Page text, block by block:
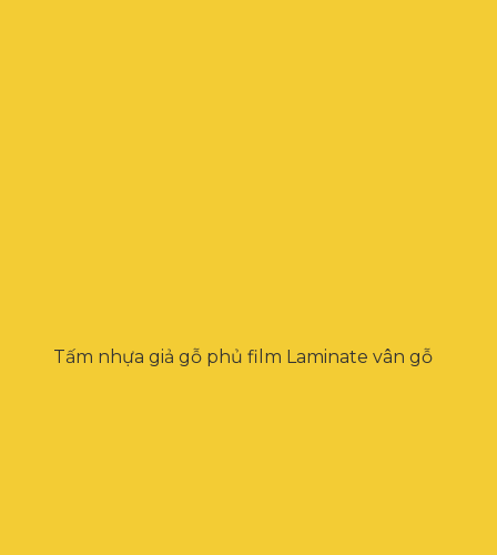
Tấm nhựa giả gỗ phủ film Laminate vân gỗ